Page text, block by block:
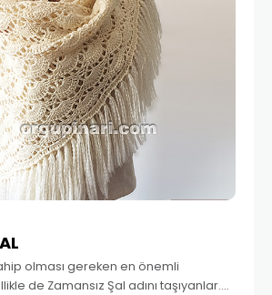
olması gereken en önemli
de Zamansız Şal adını taşıyanlar.